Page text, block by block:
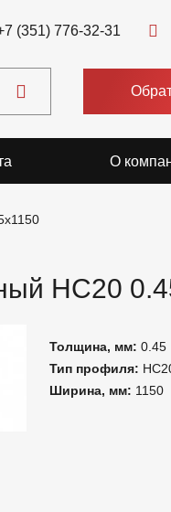
(351) 776-32-31
О
НС20
Толщина, мм: 0.45
Тип профиля:
Ширина, мм: 1150